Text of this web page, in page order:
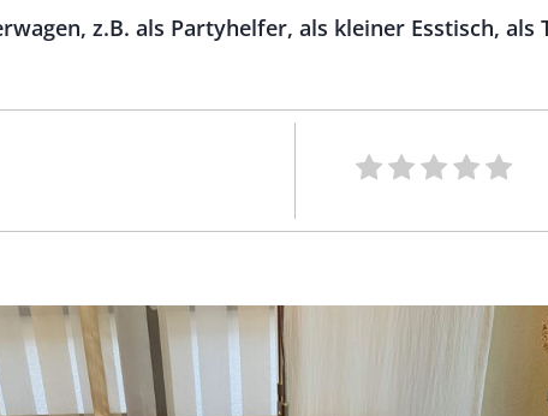
z.B. als Partyhelfer, als kleiner Esstisch,